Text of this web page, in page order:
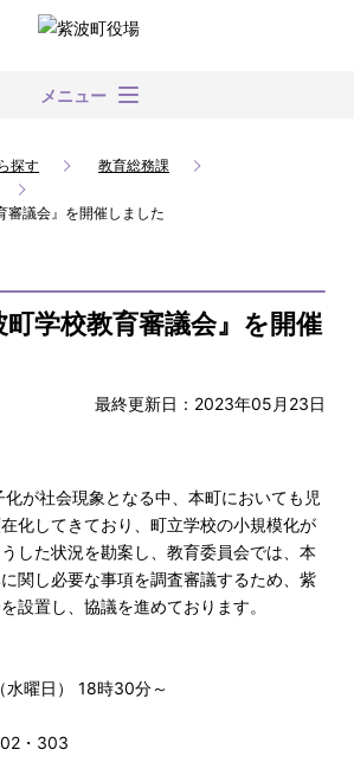
メニュー
探す
教育総務課
審議会』を開催しました
町学校教育審議会』を開催
最終更新日：2023年05月23日
が社会現象となる中、本町においても児
化してきており、町立学校の小規模化が
した状況を勘案し、教育委員会では、本
関し必要な事項を調査審議するため、紫
設置し、協議を進めております。
水曜日） 18時30分～
・303